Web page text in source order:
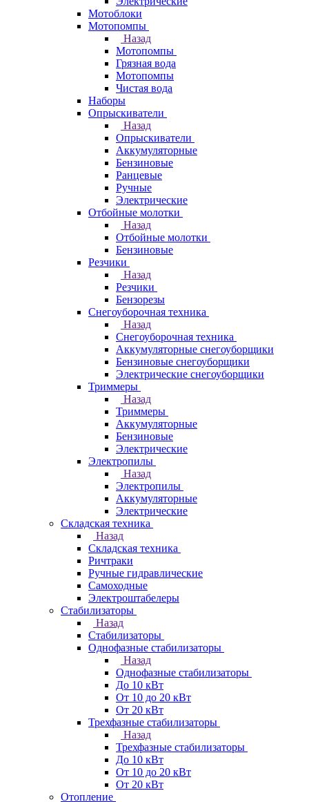
Мотоблоки
Мотопомпы
Назад
Мотопомпы
Грязная вода
Мотопомпы
Чистая вода
Наборы
Опрыскиватели
Назад
Опрыскиватели
Аккумуляторные
Бензиновые
Ранцевые
Ручные
Электрические
Отбойные молотки
Назад
Отбойные молотки
Бензиновые
Резчики
Назад
Резчики
Бензорезы
Снегоуборочная техника
Назад
Снегоуборочная техника
Аккумуляторные снегоуборщики
Бензиновые снегоуборщики
Электрические снегоуборщики
Триммеры
Назад
Триммеры
Аккумуляторные
Бензиновые
Электрические
Электропилы
Назад
Электропилы
Аккумуляторные
Электрические
Складская техника
Назад
Складская техника
Ричтраки
Ручные гидравлические
Самоходные
Электроштабелеры
Стабилизаторы
Назад
Стабилизаторы
Однофазные стабилизаторы
Назад
Однофазные стабилизаторы
До 10 кВт
От 10 до 20 кВт
От 20 кВт
Трехфазные стабилизаторы
Назад
Трехфазные стабилизаторы
До 10 кВт
От 10 до 20 кВт
От 20 кВт
Отопление